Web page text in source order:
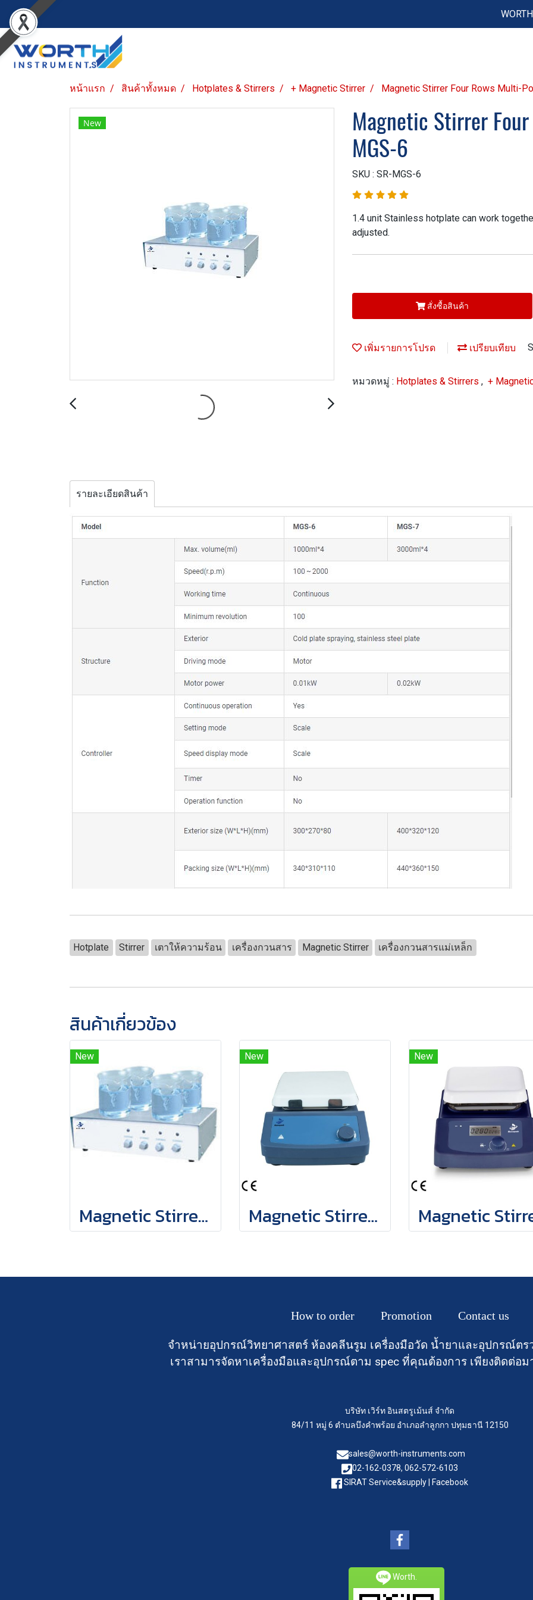
หน้าแรก สินค้าทั้งหมด Hotplates & Stirrers + Magnetic Stirrer Magnetic Stirrer Four Rows Multi-
New
Magnetic Stirrer
MGS-6
SKU : SR-MGS-6
1.4 unit Stainless hotplate can work
adjusted.
สั่งซื้อสินค้า
เพิ่มรายการโปรด เปรียบเทียบ
หมวดหมู่ : Hotplates & Stirrers , +
รายละเอียดสินค้า
Hotplate Stirrer เตาให้ความร้อน เครื่องกวนสาร Magnetic Stirrer เครื่องกวนสารแม่เหล็ก
สินค้าเกี่ยวข้อง
New
Magnetic Stirrer Four Rows Multi-Position MGS-7
New
Magnetic Stirrer MGS-7S
New
How to order Promotion Contact us
จำหน่ายอุปกรณ์วิทยาศาสตร์ ห้องคลีนรูม เครื่องมือวัด น้ำยาและอุปกรณ์ต
เราสามารจัดหาเครื่องมือและอุปกรณ์ตาม spec ที่คุณต้องการ เพียงติดต่อม
บริษัท เวิร์ท อินสตรูเม้นส์ จำกัด
84/11 หมู่ 6 ตำบลบึงคำพร้อย อำเภอลำลูกกา ปทุมธานี 12150
sales@worth-instruments.com
02-162-0378, 062-572-6103
SIRAT Service&supply | Facebook
Worth.